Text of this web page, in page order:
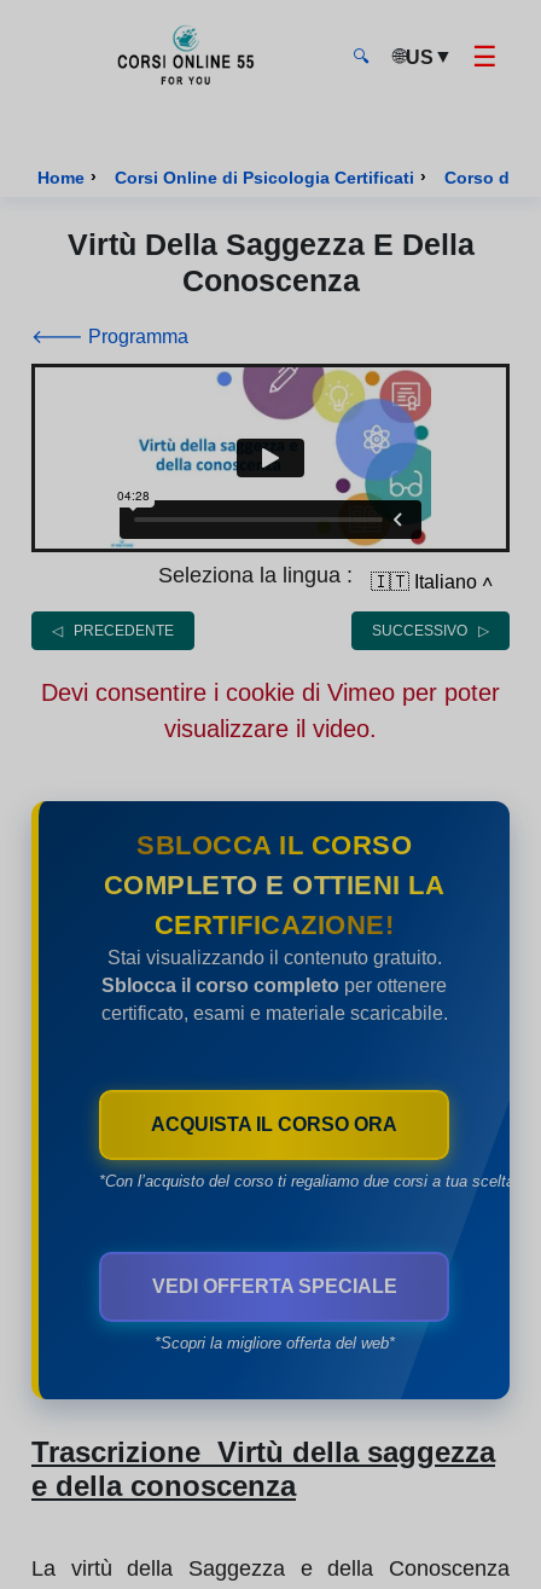
🔍 🌐US ▼ ☰
Home › Corsi Online di Psicologia Certificati › Corso di
Virtù Della Saggezza E Della
Conoscenza
🡐 Programma
Seleziona la lingua : 🇮🇹 Italiano ˄
◁ PRECEDENTE SUCCESSIVO ▷
Devi consentire i cookie di Vimeo per poter
visualizzare il video.
SBLOCCA IL CORSO
COMPLETO E OTTIENI LA
CERTIFICAZIONE!
Stai visualizzando il contenuto gratuito.
Sblocca il corso completo per ottenere
certificato, esami e materiale scaricabile.
ACQUISTA IL CORSO ORA
*Con l’acquisto del corso ti regaliamo due corsi a tua scelta*
VEDI OFFERTA SPECIALE
*Scopri la migliore offerta del web*
Trascrizione Virtù della saggezza
e della conoscenza
La virtù della Saggezza e della Conoscenza